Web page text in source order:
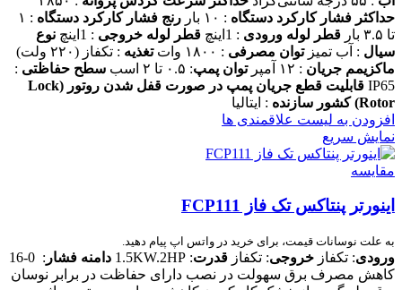
حداکثر فشار کارکرد دستگاه : ۱۰ بار رنج فشار کارکرد دستگاه
: ۱
تا ۳.۵ بار
قطر لوله ورودی : 1اینچ قطر لوله خروجی : 1اینچ
نوع
سیال : آب تمیزتوان مصرفی : ۱۸۰۰ وات تغذیه : تکفاز (۲۲۰ ولت)
ماکزیمم جریان : ۱۲ آمپر توان پمپ: ۰.۵ تا ۲ اسب سطح حفاظتی :
IP65
قابلیت قطع جریان پمپ در صورت قفل شدن روتور (Lock
Rotor) کشور سازنده : ایتالیا
افزودن به لیست علاقمندی ها
نمایش سریع
مقایسه
اینورتر پنتاکس تک فاز FCP111
به علت نوسانات قیمت، برای خرید در واتس اپ پیام دهید.
ورودی: تکفاز خروجی: تکفاز قدرت: 1.5KW.2HP دامنه فشار : 0-16
کاهش مصرف برق سهولت در نصب دارای حفاظت در برابر نوسان